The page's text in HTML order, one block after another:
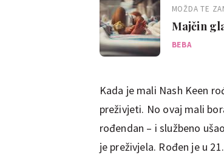
MOŽDA TE
Majčin
BEBA
Kada je mali Nash Keen
preživjeti. No ovaj mali
rođendan – i službeno
je preživjela. Rođen je u